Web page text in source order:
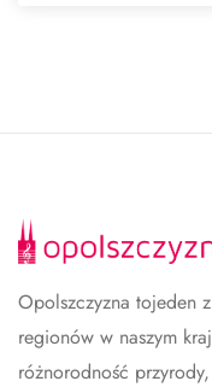
Opolszczyzna tojeden
regionów w naszym
różnorodność